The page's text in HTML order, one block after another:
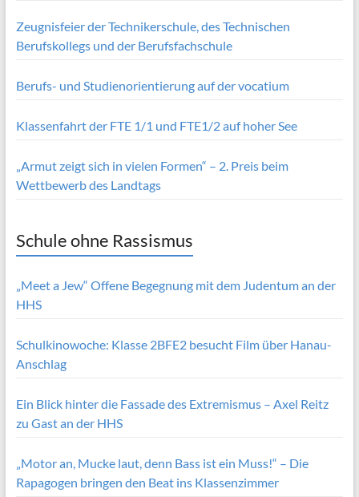
Zeugnisfeier der Technikerschule, des Technischen
Berufskollegs und der Berufsfachschule
Berufs- und Studienorientierung auf der vocatium
Klassenfahrt der FTE 1/1 und FTE1/2 auf hoher See
„Armut zeigt sich in vielen Formen“ – 2. Preis beim
Wettbewerb des Landtags
Schule ohne Rassismus
„Meet a Jew“ Offene Begegnung mit dem Judentum an der
HHS
Schulkinowoche: Klasse 2BFE2 besucht Film über Hanau-
Anschlag
Ein Blick hinter die Fassade des Extremismus – Axel Reitz
zu Gast an der HHS
„Motor an, Mucke laut, denn Bass ist ein Muss!“ – Die
Rapagogen bringen den Beat ins Klassenzimmer